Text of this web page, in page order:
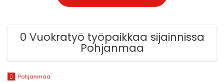
0 Vuokratyö työpaikkaa sijainnissa
Pohjanmaa
Pohjanmaa